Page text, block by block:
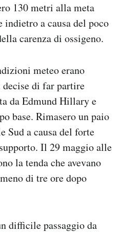
130 metri alla meta
a causa del poco
carenza di ossigeno.
meteo erano
di far partire
da Edmund Hillary e
base. Rimasero un paio
a causa del forte
Il 29 maggio alle
la tenda che avevano
di tre ore dopo
difficile passaggio da